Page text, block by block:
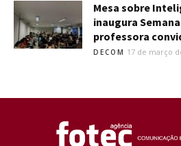
Mesa sobre
inaugura
professora
DECOM 17 de março